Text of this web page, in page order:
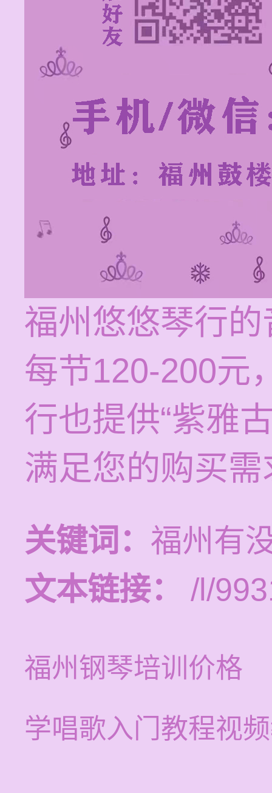
福州悠悠琴行
每节120-200元
行也提供“紫雅
满足您的购买需
关键词： 福州有
文本链接：
/l/
福州钢琴培训价格
学唱歌入门教程视